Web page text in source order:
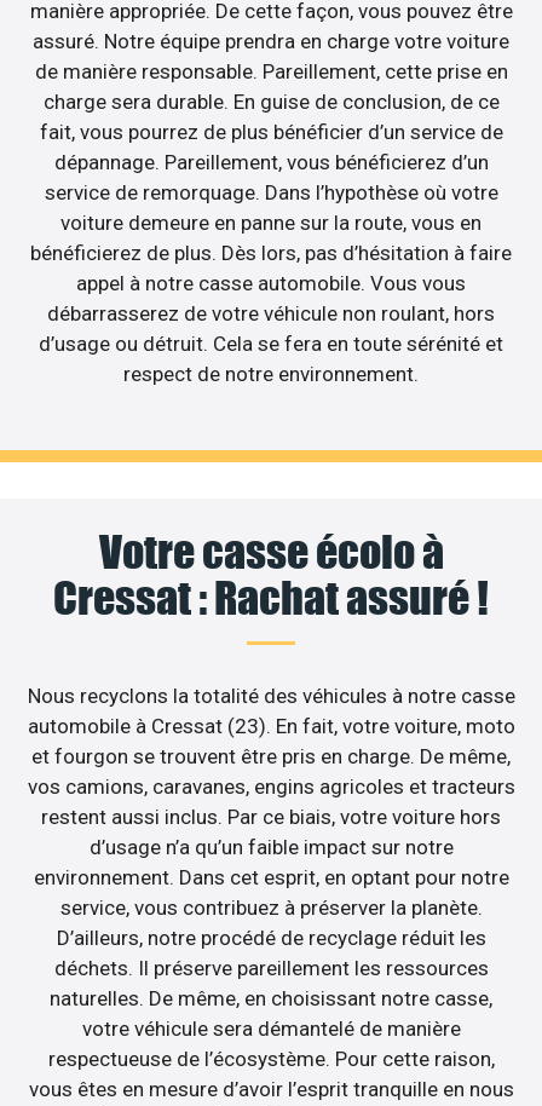
manière appropriée. De cette façon, vous pouvez être
assuré. Notre équipe prendra en charge votre voiture
de manière responsable. Pareillement, cette prise en
charge sera durable. En guise de conclusion, de ce
fait, vous pourrez de plus bénéficier d’un service de
dépannage. Pareillement, vous bénéficierez d’un
service de remorquage. Dans l’hypothèse où votre
voiture demeure en panne sur la route, vous en
bénéficierez de plus. Dès lors, pas d’hésitation à faire
appel à notre casse automobile. Vous vous
débarrasserez de votre véhicule non roulant, hors
d’usage ou détruit. Cela se fera en toute sérénité et
respect de notre environnement.
Votre casse écolo à
Cressat : Rachat assuré !
Nous recyclons la totalité des véhicules à notre casse
automobile à Cressat (23). En fait, votre voiture, moto
et fourgon se trouvent être pris en charge. De même,
vos camions, caravanes, engins agricoles et tracteurs
restent aussi inclus. Par ce biais, votre voiture hors
d’usage n’a qu’un faible impact sur notre
environnement. Dans cet esprit, en optant pour notre
service, vous contribuez à préserver la planète.
D’ailleurs, notre procédé de recyclage réduit les
déchets. Il préserve pareillement les ressources
naturelles. De même, en choisissant notre casse,
votre véhicule sera démantelé de manière
respectueuse de l’écosystème. Pour cette raison,
vous êtes en mesure d’avoir l’esprit tranquille en nous